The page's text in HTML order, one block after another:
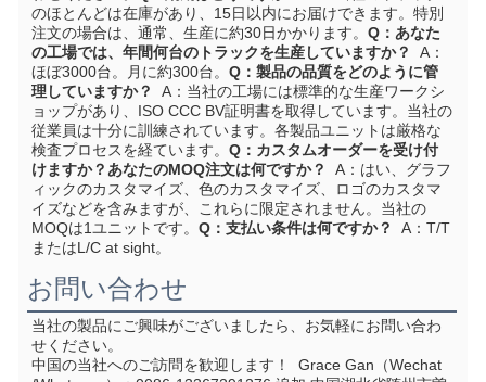
のほとんどは在庫があり、15日以内にお届けできます。特別
注文の場合は、通常、生産に約30日かかります。 Q：あなた
の工場では、年間何台のトラックを生産していますか？
  A：
ほぼ3000台。月に約300台。 Q：製品の品質をどのように管
理していますか？
  A：当社の工場には標準的な生産ワークシ
ョップがあり、ISO CCC BV証明書を取得しています。当社の
従業員は十分に訓練されています。各製品ユニットは厳格な
検査プロセスを経ています。 Q：カスタムオーダーを受け付
けますか？あなたのMOQ注文は何ですか？
  A：はい、グラフ
ィックのカスタマイズ、色のカスタマイズ、ロゴのカスタマ
イズなどを含みますが、これらに限定されません。当社の
MOQは1ユニットです。 Q：支払い条件は何ですか？
  A：T/T
またはL/C at sight。
お問い合わせ
当社の製品にご興味がございましたら、お気軽にお問い合わ
せください。
中国の当社へのご訪問を歓迎します！
  Grace Gan（Wechat